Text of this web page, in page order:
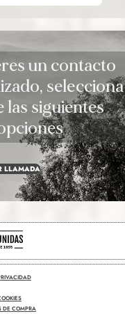
un contacto
selecciona
las siguientes
LLAMADA
DE COMPRA